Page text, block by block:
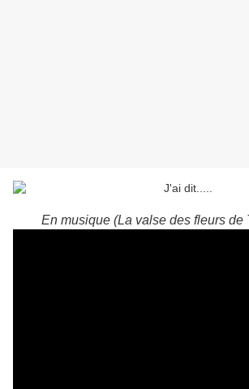
En musique (La valse des fleurs de